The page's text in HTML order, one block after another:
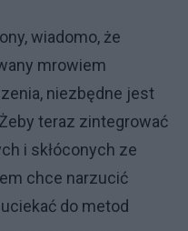
wiadomo, że
mrowiem
niezbędne jest
teraz zintegrować
i skłóconych ze
chce narzucić
do metod